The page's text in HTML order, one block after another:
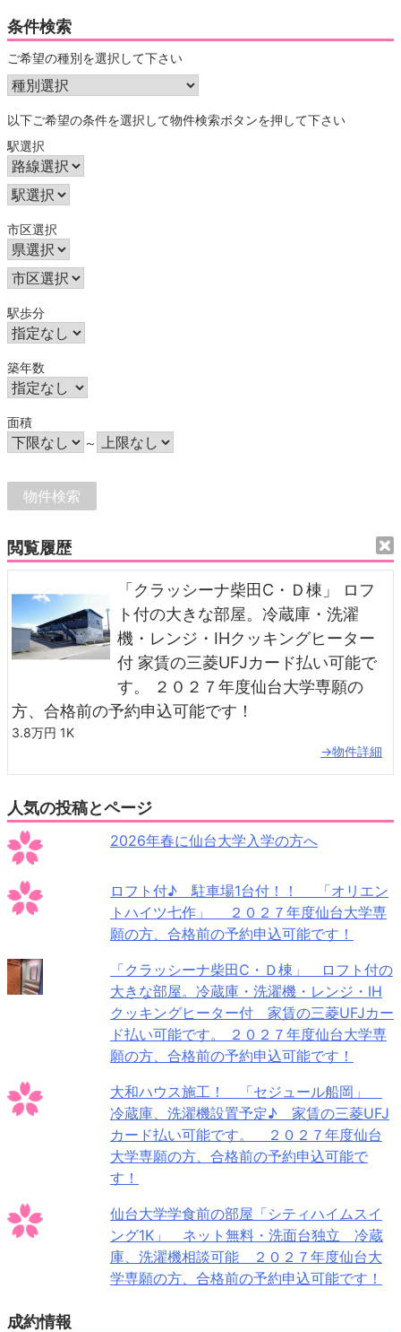
条件検索
ご希望の種別を選択して下さい
以下ご希望の条件を選択して物件検索ボタンを押して下さい
駅選択
市区選択
駅歩分
築年数
面積
～
閲覧履歴
「クラッシーナ柴田C・Ｄ棟」 ロフ
ト付の大きな部屋。冷蔵庫・洗濯
機・レンジ・IHクッキングヒーター
付 家賃の三菱UFJカード払い可能で
す。 ２０２７年度仙台大学専願の
方、合格前の予約申込可能です！
3.8万円 1K
→物件詳細
人気の投稿とページ
2026年春に仙台大学入学の方へ
ロフト付♪ 駐車場1台付！！ 「オリエン
トハイツ七作」 ２０２７年度仙台大学専
願の方、合格前の予約申込可能です！
「クラッシーナ柴田C・Ｄ棟」 ロフト付の
大きな部屋。冷蔵庫・洗濯機・レンジ・IH
クッキングヒーター付 家賃の三菱UFJカー
ド払い可能です。 ２０２７年度仙台大学専
願の方、合格前の予約申込可能です！
大和ハウス施工！ 「セジュール船岡」
冷蔵庫、洗濯機設置予定♪ 家賃の三菱UFJ
カード払い可能です。 ２０２７年度仙台
大学専願の方、合格前の予約申込可能で
す！
仙台大学学食前の部屋「シティハイムスイ
ング1K」 ネット無料・洗面台独立 冷蔵
庫、洗濯機相談可能 ２０２７年度仙台大
学専願の方、合格前の予約申込可能です！
成約情報